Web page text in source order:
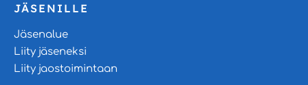
JÄSENILLE
Jäsenalue
Liity jäseneksi
Liity jaostoimintaan